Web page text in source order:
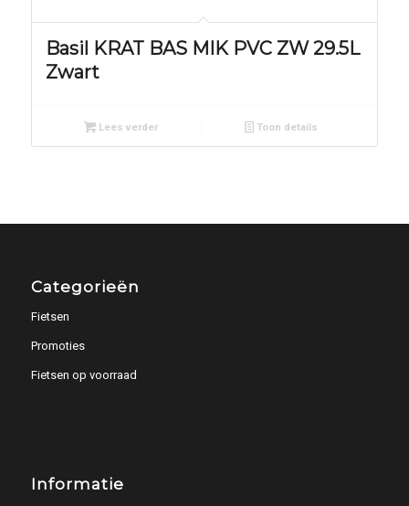
Basil KRAT BAS MIK PVC ZW 29.5L
Zwart
Lees verder Toon details
Categorieën
Fietsen
Promoties
Fietsen op voorraad
Informatie